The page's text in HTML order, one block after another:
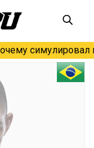
симулировал